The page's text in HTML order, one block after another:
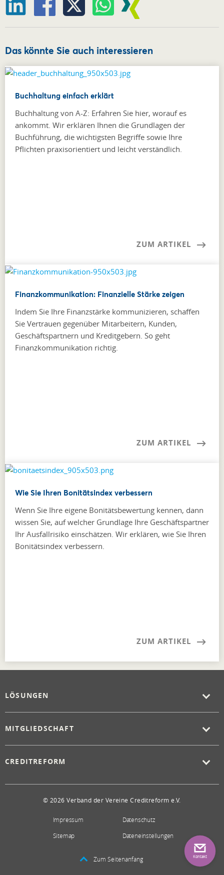
Das könnte Sie auch interessieren
Buchhaltung einfach erklärt
Buchhaltung von A-Z: Erfahren Sie hier, worauf es
ankommt. Wir erklären Ihnen die Grundlagen der
Buchführung, die wichtigsten Begriffe sowie Ihre
Pflichten praxisorientiert und leicht verständlich.
ZUM ARTIKEL
Finanzkommunikation: Finanzielle Stärke zeigen
Indem Sie Ihre Finanzstärke kommunizieren, schaffen
Sie Vertrauen gegenüber Mitarbeitern, Kunden,
Geschäftspartnern und Kreditgebern. So geht
Finanzkommunikation richtig.
ZUM ARTIKEL
Wie Sie Ihren Bonitätsindex verbessern
Wenn Sie Ihre eigene Bonitätsbewertung kennen, dann
wissen Sie, auf welcher Grundlage Ihre Geschäftspartner
Ihr Ausfallrisiko einschätzen. Wir erklären, wie Sie Ihren
Bonitätsindex verbessern.
ZUM ARTIKEL
LÖSUNGEN
MITGLIEDSCHAFT
CREDITREFORM
© 2026 Verband der Vereine Creditreform e.V.
Impressum
Datenschutz
Sitemap
Dateneinstellungen
Zum Seitenanfang Kontakt